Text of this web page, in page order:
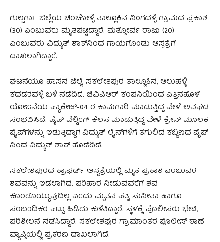
ಗುಲ್ಬರ್ಗಾ ಜಿಲ್ಲೆಯ ಚಿಂಚೋಳ್ಳಿ ತಾಲ್ಲೂಕಿನ ನಿಂಗದಳ್ಳಿ ಗ್ರಾಮದ ಪ್ರಕಾಶ
(30) ಎಂಬುವರು ಮೃತಪಟ್ಟಿದ್ದಾರೆ. ಮತ್ತೋರ್ವ ರಾಜು (20)
ಎಂಬುವರು ವಿದ್ಯುತ್ ಶಾಕ್‌ನಿಂದ ಗಾಯಗೊಂಡು ಆಸ್ಪತ್ರೆಗೆ
ದಾಖಲಾಗಿದ್ದಾರೆ.
ಘಟನೆಯೂ ಹಾಸನ ಜಿಲ್ಲೆ, ಸಕಲೇಶಪುರ ತಾಲ್ಲೂಕಿನ, ಆಲುಹಳ್ಳಿ-
ಕದಡರವಳ್ಳಿ ಬಳಿ ನಡೆದಿದೆ. ಜಿವಿಪಿಆರ್ ಕಂಪನಿಯಿಂದ ಎತ್ತಿನಹೊಳೆ
ಯೋಜನೆಯ ಪ್ಯಾಕೇಜ್-04 ರ ಕಾಮಗಾರಿ ಮಾಡುತ್ತಿದ್ದ ವೇಳೆ ಅವಘಡ
ಸಂಭವಿಸಿದೆ. ಪೈಪ್ ವೆಲ್ಡಿಂಗ್ ಕೆಲಸ ಮಾಡುತ್ತಿದ್ದ ವೇಳೆ ಕ್ರೇನ್ ಮೂಲಕ
ಪೈಪ್‌ಗಳನ್ನು ಇಡುತ್ತಿದ್ದಾಗ ವಿದ್ಯುತ್ ಲೈನ್‌ಗಳಿಗೆ ತಗುಲಿದ ಕಬ್ಬಿಣದ ಪೈಪ್
ನಿಂದ ವಿದ್ಯುತ್ ಶಾಕ್ ಹೊಡೆದಿದೆ.
ಸಕಲೇಶಪುರದ ಕ್ರಾಫರ್ಡ್ ಆಸ್ಪತ್ರೆಯಲ್ಲಿ ಮೃತ ಪ್ರಕಾಶ ಎಂಬುವರ
ಶವವನ್ನು ಇಡಲಾಗಿದೆ. ಪರಿಹಾರ ನೀಡುವವರೆಗೆ ಶವ
ಕೊಂಡೊಯ್ಯುವುದಿಲ್ಲ ಎಂದು ಮೃತನ ಪತ್ನಿ ಸುನೀತಾ ಹಾಗೂ
ಸಂಬಂಧಿಕರ ಪಟ್ಟು ಹಿಡಿದು ಕುಳಿತಿದ್ದಾರೆ. ಸ್ಥಳಕ್ಕೆ ಪೊಲೀಸರು ಭೇಟಿ,
ಪರಿಶೀಲನೆ ನಡೆಸಿದ್ದಾರೆ. ಸಕಲೇಶಪುರ ಗ್ರಾಮಾಂತರ ಪೊಲೀಸ್ ಠಾಣೆ
ವ್ಯಾಪ್ತಿಯಲ್ಲಿ ಪ್ರಕರಣ ದಾಖಲಾಗಿದೆ.